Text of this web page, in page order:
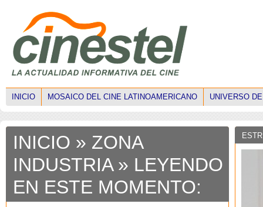
INICIO MOSAICO DEL CINE LATINOAMERICANO UNIVERSO
INICIO » ZONA
INDUSTRIA» LEYENDO
EN ESTE MOMENTO: